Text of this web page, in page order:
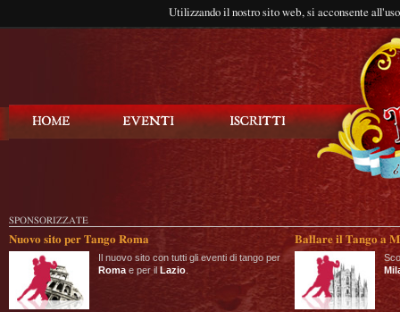
Utilizzando il nostro sito web, si acconsente
SPONSORIZZATE
Nuovo sito per Tango Roma
Il nuovo sito con tutti gli eventi di tango per
Roma e per il Lazio
Ballare il Tango a